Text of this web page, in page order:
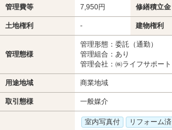
管理費等 7,950円 修繕積立金
土地権利 - 建物権利
管理態様
管理形態：委託（通勤）
管理組合：あり
管理会社：㈱ライフサポート
用途地域 商業地域
取引態様 一般媒介
室内写真付 リフォーム済